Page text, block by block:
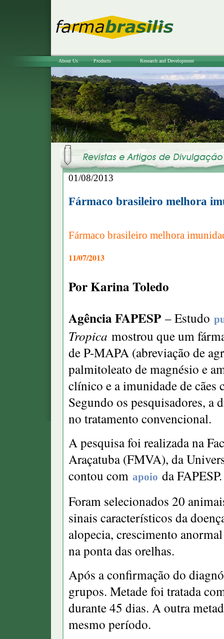
About Us Products Research and Development
01/08/2013
Fármaco brasileiro melhora
Fármaco brasileiro melhora
11/07/2013
Por Karina Toledo
Agência FAPESP – Estudo
Tropica mostrou que um
de P-MAPA (abreviação de
palmitoleato de magnésio e
clínico e a imunidade de cães
Segundo os pesquisadores, a
no tratamento convencional.
A pesquisa foi realizada na
Araçatuba (FMVA), da
contou com apoio da FAPESP.
Foram selecionados 20
sinais característicos da
alopecia, crescimento
na ponta das orelhas.
Após a confirmação do
grupos. Metade foi tratada
durante 45 dias. A outra
mesmo período.